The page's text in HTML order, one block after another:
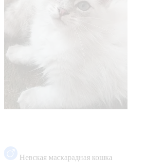
Невская маскарадная кошка